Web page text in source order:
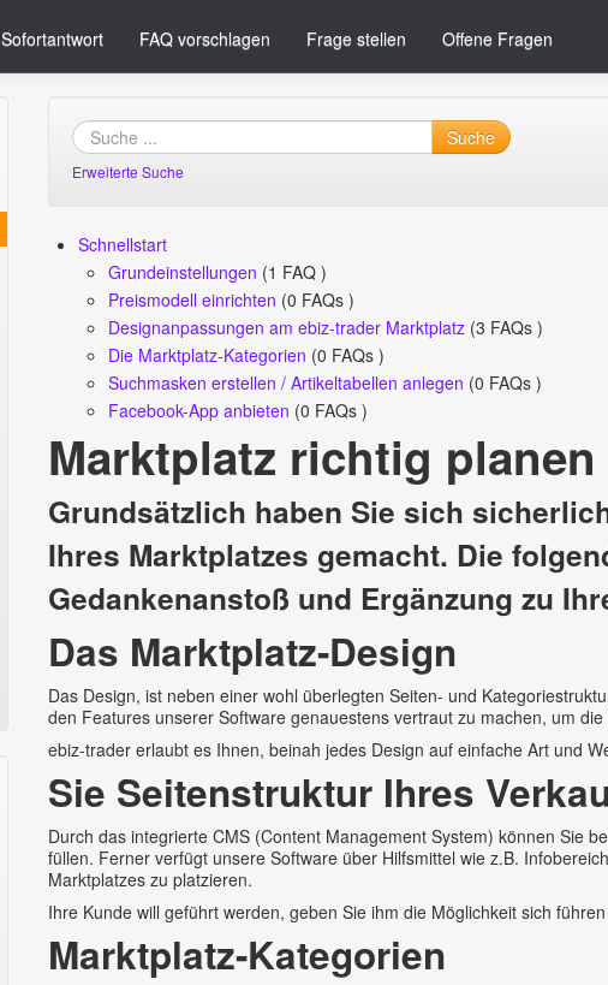
Sofortantwort FAQ vorschlagen Frage stellen Offene Fragen
Suche
Erweiterte Suche
Schnellstart
Grundeinstellungen (1 FAQ )
Preismodell einrichten (0 FAQs )
Designanpassungen am ebiz-trader Marktplatz (3 FAQs )
Die Marktplatz-Kategorien (0 FAQs )
Suchmasken erstellen / Artikeltabellen anlegen (0 FAQs )
Facebook-App anbieten (0 FAQs )
Marktplatz richtig planen
Grundsätzlich haben Sie sich
Ihres Marktplatzes gemacht. Die
Gedankenanstoß und Ergänzung zu
Das Marktplatz-Design
Das Design, ist neben einer wohl überlegten Seiten- und
den Features unserer Software genauestens vertraut zu machen, um
ebiz-trader erlaubt es Ihnen, beinah jedes Design auf einfache Art und
Sie Seitenstruktur Ihres
Durch das integrierte CMS (Content Management System) können Sie
füllen. Ferner verfügt unsere Software über Hilfsmittel wie z.B.
Marktplatzes zu platzieren.
Ihre Kunde will geführt werden, geben Sie ihm die Möglichkeit sich
Marktplatz-Kategorien